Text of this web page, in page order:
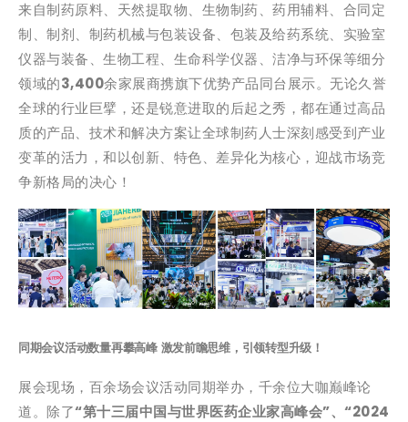
来自制药原料、天然提取物、生物制药、药用辅料、合同定
制、制剂、制药机械与包装设备、包装及给药系统、实验室
仪器与装备、生物工程、生命科学仪器、洁净与环保等细分
领域的3,400余家展商携旗下优势产品同台展示。无论久誉
全球的行业巨擘，还是锐意进取的后起之秀，都在通过高品
质的产品、技术和解决方案让全球制药人士深刻感受到产业
变革的活力，和以创新、特色、差异化为核心，迎战市场竞
争新格局的决心！
同期会议活动数量再攀高峰 激发前瞻思维，引领转型升级！
展会现场，百余场会议活动同期举办，千余位大咖巅峰论
道。除了“第十三届中国与世界医药企业家高峰会”、“2024